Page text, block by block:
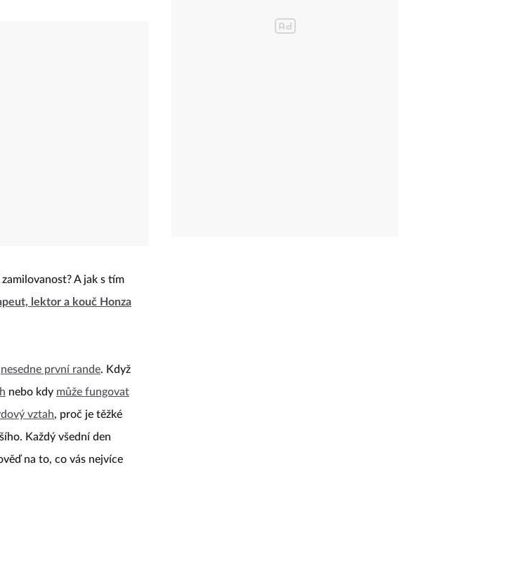
A jak s tím
lektor a kouč Honza
nesedne první rande. Když
nebo kdy může fungovat
vztah, proč je těžké
Každý všední den
na to, co vás nejvíce